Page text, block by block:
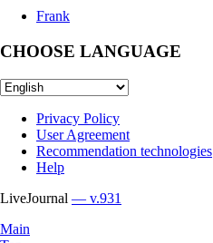
Frank
CHOOSE LANGUAGE
Privacy Policy
User Agreement
Recommendation technologies
Help
LiveJournal — v.931
Main